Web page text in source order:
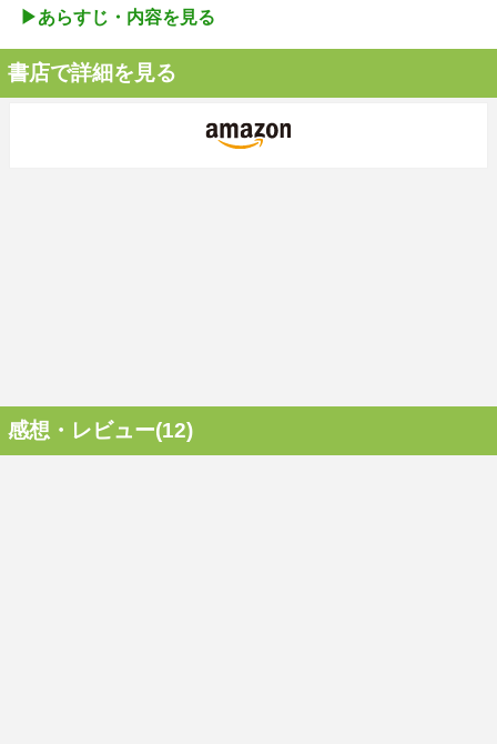
▶︎あらすじ・内容を見る
書店で詳細を見る
感想・レビュー(12)